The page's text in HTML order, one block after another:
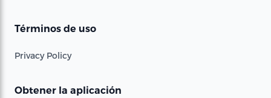
Términos de uso
Privacy Policy
Obtener la aplicación